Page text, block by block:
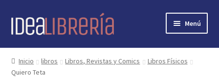
Ir
Ir
Menú
Inicio
contacto
Inicio libros Libros, Revistas y Comics
Libros Físicos
Quiero Teta